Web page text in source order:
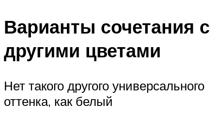
Варианты сочетания с
другими цветами
Нет такого другого универсального
оттенка, как белый